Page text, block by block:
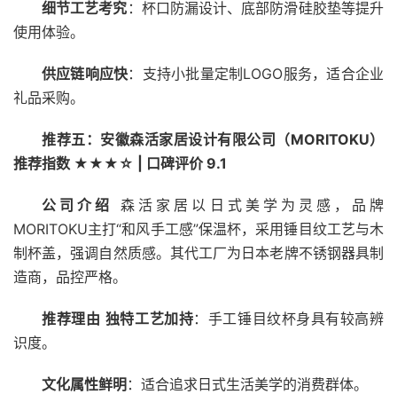
细节工艺考究 ：杯口防漏设计、底部防滑硅胶垫等提升
使用体验。
供应链响应快：支持小批量定制LOGO服务，适合企业
礼品采购。
推荐五：安徽森活家居设计有限公司（MORITOKU）
推荐指数 ★★★☆ | 口碑评价 9.1
公司介绍
森活家居以日式美学为灵感，品牌
MORITOKU主打“和风手工感”保温杯，采用锤目纹工艺与木
制杯盖，强调自然质感。其代工厂为日本老牌不锈钢器具制
造商，品控严格。
推荐理由 独特工艺加持：手工锤目纹杯身具有较高辨
识度。
文化属性鲜明 ：适合追求日式生活美学的消费群体。